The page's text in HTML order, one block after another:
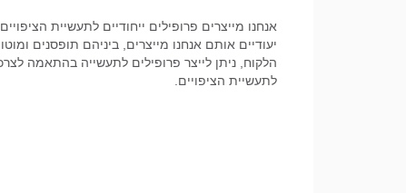
אנחנו מייצרים פרופילים ייחודיים לתעשיית
יעודיים אותם אנחנו מייצרים, ביניהם תופסנים
הלקוח, ניתן לייצר פרופילים לתעשייה בהתאמה
לתעשיית הציפויים.